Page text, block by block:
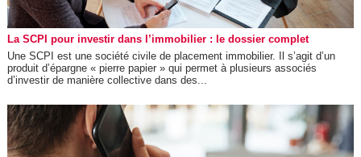
La SCPI pour investir dans l’immobilier : le dossier complet
Une SCPI est une société civile de placement immobilier. Il s’agit d’un
produit d’épargne « pierre papier » qui permet à plusieurs associés
d’investir de manière collective dans des...